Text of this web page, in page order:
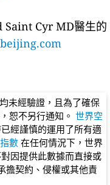
Saint Cyr MD醫生的
未經驗證，且為了確保
恕不另行通知。 世界空
經謹慎的運用了所有適
數 在任何情況下，世界
因提供此數據而直接或
擔契約、侵權或其他責